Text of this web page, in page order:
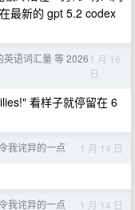
最新的 gpt 5.2 codex
英语词汇量 等 2026 1 月 16
日
看样子就停留在 6
我诧异的一点 1 月 14 日
我诧异的一点 1 月 14 日